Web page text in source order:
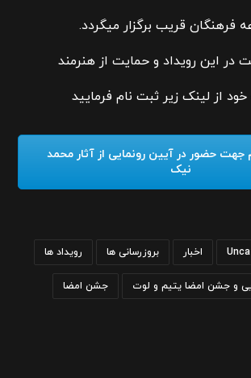
فرهنگان قریب برگزار میگردد.
این رویداد و حمایت از هنرمند
از لینک زیر ثبت نام فرمایید
جهت حضور در آیین رونمایی از آثار محمد
نیک
اخبار بروزرسانی ها رویداد ها
و جشن امضا یتیم و لوت جشن امضا